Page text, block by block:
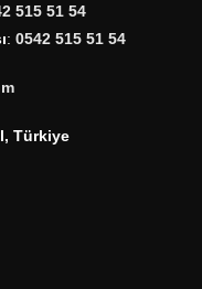
515 51 54
: 0542 515 51 54
Türkiye